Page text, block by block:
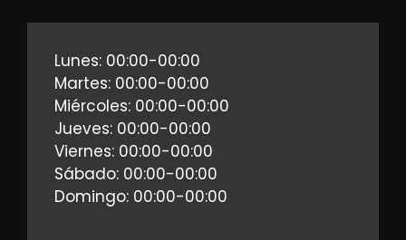
Lunes: 00:00-00:00
Martes: 00:00-00:00
Miércoles: 00:00-00:00
Jueves: 00:00-00:00
Viernes: 00:00-00:00
Sábado: 00:00-00:00
Domingo: 00:00-00:00